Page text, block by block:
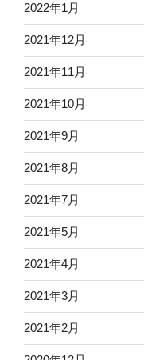
2022年1月
2021年12月
2021年11月
2021年10月
2021年9月
2021年8月
2021年7月
2021年5月
2021年4月
2021年3月
2021年2月